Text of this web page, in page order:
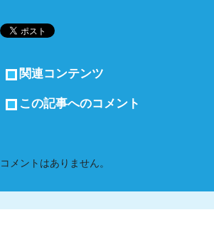
関連コンテンツ
この記事へのコメント
コメントはありません。